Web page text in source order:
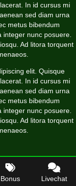
In id cursus mi
sed diam urna
metus bibendum
nunc posuere.
Ad litora torquent
elit. Quisque
In id cursus mi
sed diam urna
metus bibendum
nunc posuere.
Ad litora torquent
Bonus Livechat